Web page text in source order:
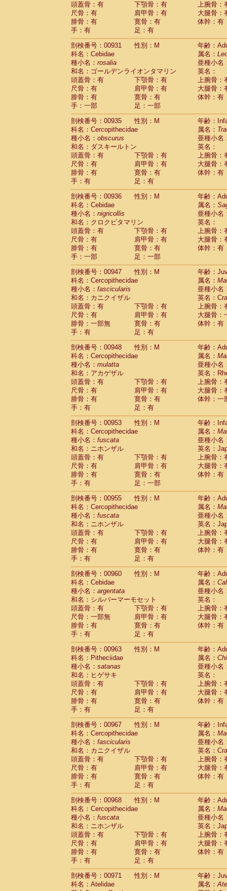
頭蓋骨：有
下顎骨：有
上腕骨：
尺骨：有
肩甲骨：有
大腿骨：
腓骨：有
寛骨：有
体幹：有
手：有
足：有
剖検番号：00931
性別：M
年齢：
科名：Cebidae
属名：
種小名： rosalia
亜種小名
和名：ゴールデンライオンタマリン
英名：
頭蓋骨：有
下顎骨：有
上腕骨：
尺骨：有
肩甲骨：有
大腿骨：
腓骨：有
寛骨：有
体幹：有
手：一部
足：一部
剖検番号：00935
性別：M
年齢：
科名：Cercopithecidae
属名：
種小名： obscurus
亜種小名
和名：ダスキールトン
英名：
頭蓋骨：有
下顎骨：有
上腕骨：
尺骨：有
肩甲骨：有
大腿骨：
腓骨：有
寛骨：有
体幹：有
手：有
足：有
剖検番号：00936
性別：M
年齢：
科名：Cebidae
属名：
種小名： nigricollis
亜種小名
和名：クロクビタマリン
英名：
頭蓋骨：有
下顎骨：有
上腕骨：
尺骨：有
肩甲骨：有
大腿骨：
腓骨：有
寛骨：有
体幹：有
手：一部
足：一部
剖検番号：00947
性別：M
年齢：
科名：Cercopithecidae
属名：
種小名： fascicularis
亜種小名
和名：カニクイザル
英名：
頭蓋骨：有
下顎骨：有
上腕骨：
尺骨：有
肩甲骨：有
大腿骨：
腓骨：一部無
寛骨：有
体幹：有
手：有
足：有
剖検番号：00948
性別：M
年齢：
科名：Cercopithecidae
属名：
種小名： mulatta
亜種小名
和名：アカゲザル
英名：
頭蓋骨：有
下顎骨：有
上腕骨：
尺骨：有
肩甲骨：有
大腿骨：
腓骨：有
寛骨：有
体幹：一
手：有
足：有
剖検番号：00953
性別：M
年齢：
科名：Cercopithecidae
属名：
種小名： fuscata
亜種小名
和名：ニホンザル
英名：
頭蓋骨：有
下顎骨：有
上腕骨：
尺骨：有
肩甲骨：有
大腿骨：
腓骨：有
寛骨：有
体幹：有
手：有
足：一部
剖検番号：00955
性別：M
年齢：
科名：Cercopithecidae
属名：
種小名： fuscata
亜種小名
和名：ニホンザル
英名：
頭蓋骨：有
下顎骨：有
上腕骨：
尺骨：有
肩甲骨：有
大腿骨：
腓骨：有
寛骨：有
体幹：有
手：有
足：有
剖検番号：00960
性別：M
年齢：
科名：Cebidae
属名：
種小名： argentata
亜種小名
和名：シルバーマーモセット
英名：
頭蓋骨：有
下顎骨：有
上腕骨：
尺骨：一部無
肩甲骨：有
大腿骨：
腓骨：有
寛骨：有
体幹：有
手：有
足：有
剖検番号：00963
性別：M
年齢：
科名：Pitheciidae
属名：
種小名： satanas
亜種小名
和名：ヒゲサキ
英名：
頭蓋骨：有
下顎骨：有
上腕骨：
尺骨：有
肩甲骨：有
大腿骨：
腓骨：有
寛骨：有
体幹：有
手：有
足：有
剖検番号：00967
性別：M
年齢：
科名：Cercopithecidae
属名：
種小名： fascicularis
亜種小名
和名：カニクイザル
英名：
頭蓋骨：有
下顎骨：有
上腕骨：
尺骨：有
肩甲骨：有
大腿骨：
腓骨：有
寛骨：有
体幹：有
手：有
足：有
剖検番号：00968
性別：M
年齢：
科名：Cercopithecidae
属名：
種小名： fuscata
亜種小名
和名：ニホンザル
英名：
頭蓋骨：有
下顎骨：有
上腕骨：
尺骨：有
肩甲骨：有
大腿骨：
腓骨：有
寛骨：有
体幹：有
手：有
足：有
剖検番号：00971
性別：M
年齢：
科名：Atelidae
属名：